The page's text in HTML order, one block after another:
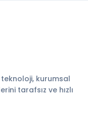
kurumsal
tarafsız ve hızlı